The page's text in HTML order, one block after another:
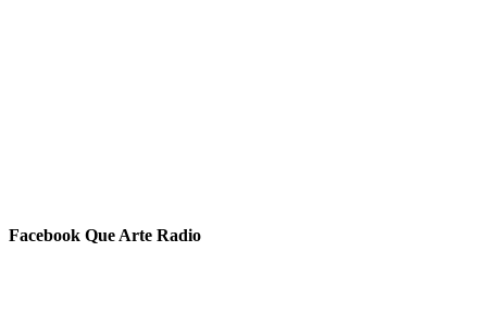
Facebook Que Arte Radio